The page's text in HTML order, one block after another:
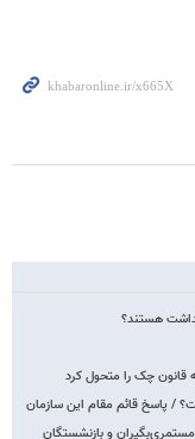
هستند؟
قانون چک را متحول کرد
/ پاسخ قائم مقام این سازمان
و بازنشستگان